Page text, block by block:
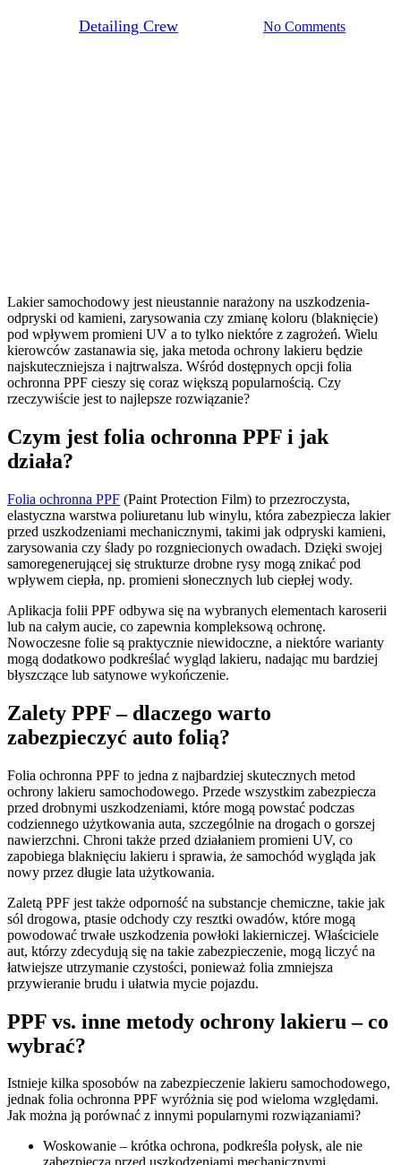
Detailing Crew No Comments
Lakier samochodowy jest nieustannie narażony na uszkodzenia-
odpryski od kamieni, zarysowania czy zmianę koloru (blaknięcie)
pod wpływem promieni UV a to tylko niektóre z zagrożeń. Wielu
kierowców zastanawia się, jaka metoda ochrony lakieru będzie
najskuteczniejsza i najtrwalsza. Wśród dostępnych opcji folia
ochronna PPF cieszy się coraz większą popularnością. Czy
rzeczywiście jest to najlepsze rozwiązanie?
Czym jest folia ochronna PPF i jak
działa?
Folia ochronna PPF (Paint Protection Film) to przezroczysta,
elastyczna warstwa poliuretanu lub winylu, która zabezpiecza lakier
przed uszkodzeniami mechanicznymi, takimi jak odpryski kamieni,
zarysowania czy ślady po rozgniecionych owadach. Dzięki swojej
samoregenerującej się strukturze drobne rysy mogą znikać pod
wpływem ciepła, np. promieni słonecznych lub ciepłej wody.
Aplikacja folii PPF odbywa się na wybranych elementach karoserii
lub na całym aucie, co zapewnia kompleksową ochronę.
Nowoczesne folie są praktycznie niewidoczne, a niektóre warianty
mogą dodatkowo podkreślać wygląd lakieru, nadając mu bardziej
błyszczące lub satynowe wykończenie.
Zalety PPF – dlaczego warto
zabezpieczyć auto folią?
Folia ochronna PPF to jedna z najbardziej skutecznych metod
ochrony lakieru samochodowego. Przede wszystkim zabezpiecza
przed drobnymi uszkodzeniami, które mogą powstać podczas
codziennego użytkowania auta, szczególnie na drogach o gorszej
nawierzchni. Chroni także przed działaniem promieni UV, co
zapobiega blaknięciu lakieru i sprawia, że samochód wygląda jak
nowy przez długie lata użytkowania.
Zaletą PPF jest także odporność na substancje chemiczne, takie jak
sól drogowa, ptasie odchody czy resztki owadów, które mogą
powodować trwałe uszkodzenia powłoki lakierniczej. Właściciele
aut, którzy zdecydują się na takie zabezpieczenie, mogą liczyć na
łatwiejsze utrzymanie czystości, ponieważ folia zmniejsza
przywieranie brudu i ułatwia mycie pojazdu.
PPF vs. inne metody ochrony lakieru – co
wybrać?
Istnieje kilka sposobów na zabezpieczenie lakieru samochodowego,
jednak folia ochronna PPF wyróżnia się pod wieloma względami.
Jak można ją porównać z innymi popularnymi rozwiązaniami?
Woskowanie – krótka ochrona, podkreśla połysk, ale nie